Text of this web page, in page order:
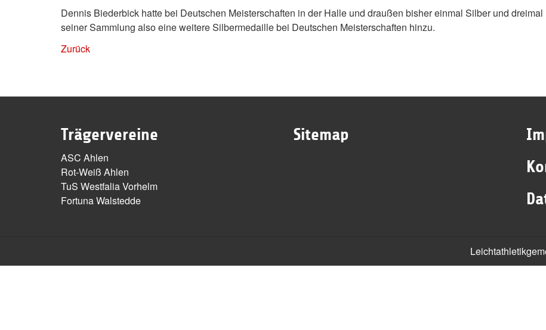
Dennis Biederbick hatte bei Deutschen Meisterschaften in der Halle und draußen bisher einmal Silber und
seiner Sammlung also eine weitere Silbermedaille bei Deutschen Meisterschaften hinzu.
Zurück
Trägervereine
ASC Ahlen
Rot-Weiß Ahlen
TuS Westfalia Vorhelm
Fortuna Walstedde
Sitemap